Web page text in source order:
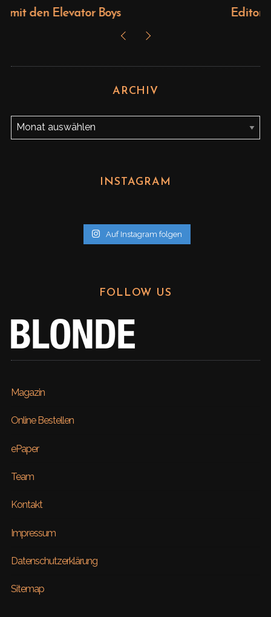
Editorial – Venus
ARCHIV
A
r
INSTAGRAM
Auf Instagram folgen
FOLLOW US
Magazin
Online Bestellen
ePaper
Team
Kontakt
Impressum
Datenschutzerklärung
Sitemap